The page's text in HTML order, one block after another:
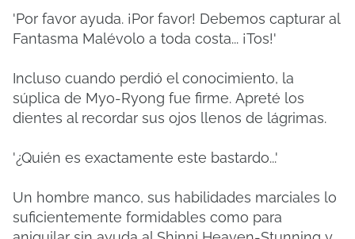
'Por favor ayuda. ¡Por favor! Debemos capturar al
Fantasma Malévolo a toda costa... ¡Tos!'
Incluso cuando perdió el conocimiento, la
súplica de Myo-Ryong fue firme. Apreté los
dientes al recordar sus ojos llenos de lágrimas.
'¿Quién es exactamente este bastardo...'
Un hombre manco, sus habilidades marciales lo
suficientemente formidables como para